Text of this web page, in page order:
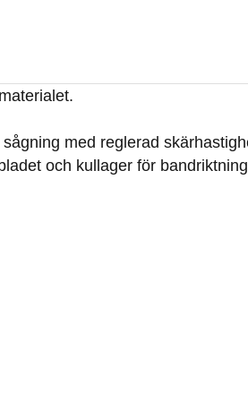
med reglerad
och kullager för